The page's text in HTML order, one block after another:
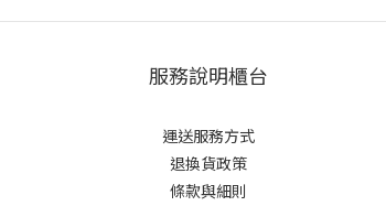
服務說明櫃台
運送服務方式
退換貨政策
條款與細則